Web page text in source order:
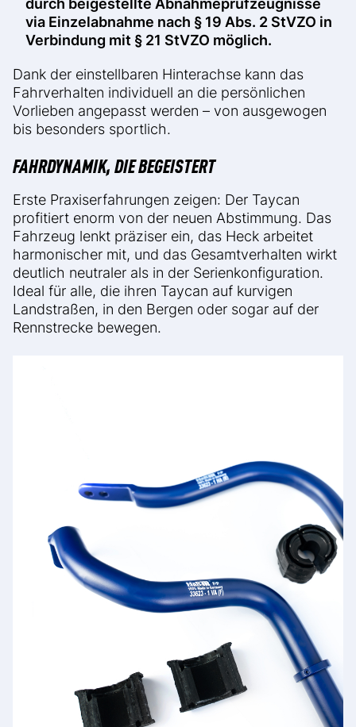
durch beigestellte Abnahmeprüfzeugnisse
via Einzelabnahme nach § 19 Abs. 2 StVZO in
Verbindung mit § 21 StVZO möglich.
Dank der einstellbaren Hinterachse kann das
Fahrverhalten individuell an die persönlichen
Vorlieben angepasst werden – von ausgewogen
bis besonders sportlich.
FAHRDYNAMIK, DIE BEGEISTERT
Erste Praxiserfahrungen zeigen: Der Taycan
profitiert enorm von der neuen Abstimmung. Das
Fahrzeug lenkt präziser ein, das Heck arbeitet
harmonischer mit, und das Gesamtverhalten wirkt
deutlich neutraler als in der Serienkonfiguration.
Ideal für alle, die ihren Taycan auf kurvigen
Landstraßen, in den Bergen oder sogar auf der
Rennstrecke bewegen.